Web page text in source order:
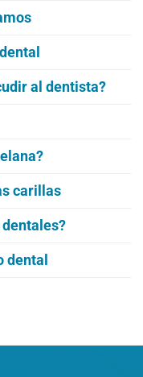
al dentista?
carillas
dental